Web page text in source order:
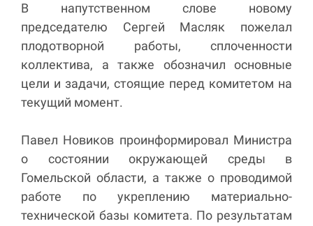
В напутственном слове новому
председателю Сергей Масляк пожелал
плодотворной работы, сплоченности
коллектива, а также обозначил основные
цели и задачи, стоящие перед комитетом на
текущий момент.
Павел Новиков проинформировал Министра
о состоянии окружающей среды в
Гомельской области, а также о проводимой
работе по укреплению материально-
технической базы комитета. По результатам